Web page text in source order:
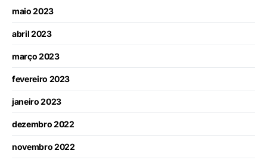
maio 2023
abril 2023
março 2023
fevereiro 2023
janeiro 2023
dezembro 2022
novembro 2022